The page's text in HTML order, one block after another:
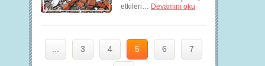
etkileri… Devamını oku
3 4 5 6 7